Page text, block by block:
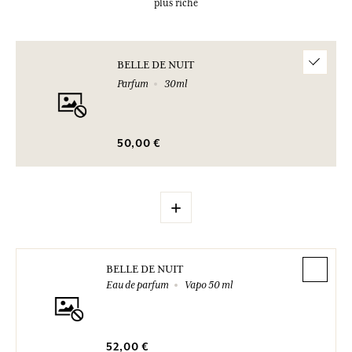
plus riche
BELLE DE NUIT
Parfum
30ml
50,00 €
+
BELLE DE NUIT
Eau de parfum
Vapo 50 ml
52,00 €